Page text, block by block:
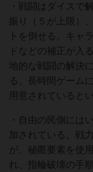
・戦闘はダイスで
振り（５が上限）
トを倒せる。キャ
ドなどの補正が入
地的な戦闘の解決
る。長時間ゲーム
用意されていると
・自由の民側には
加されている。戦
が、秘匿要素を使
れ、指輪破壊の手